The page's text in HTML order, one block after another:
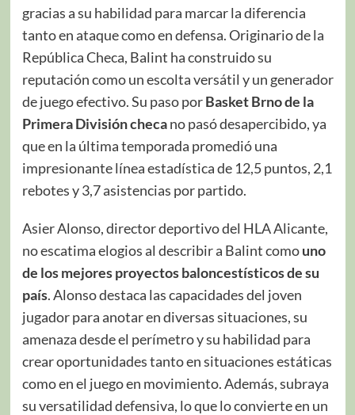
gracias a su habilidad para marcar la diferencia
tanto en ataque como en defensa. Originario de la
República Checa, Balint ha construido su
reputación como un escolta versátil y un generador
de juego efectivo. Su paso porBasket Brno de la
Primera División checano pasó desapercibido, ya
que en la última temporada promedió una
impresionante línea estadística de 12,5 puntos, 2,1
rebotes y 3,7 asistencias por partido.
Asier Alonso, director deportivo del HLA Alicante,
no escatima elogios al describir a Balint comouno
de los mejores proyectos baloncestísticos de su
país. Alonso destaca las capacidades del joven
jugador para anotar en diversas situaciones, su
amenaza desde el perímetro y su habilidad para
crear oportunidades tanto en situaciones estáticas
como en el juego en movimiento. Además, subraya
su versatilidad defensiva, lo que lo convierte en un